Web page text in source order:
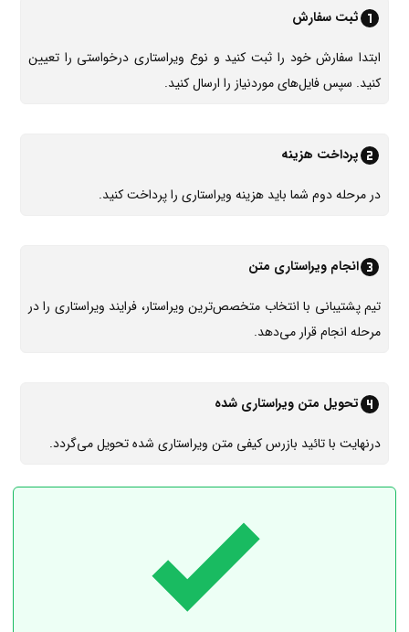
ثبت سفارش
ابتدا سفارش خود را ثبت کنید و نوع ویراستاری درخواستی را تعیین
کنید. سپس فایل‌های موردنیاز را ارسال کنید.
پرداخت هزینه
در مرحله دوم شما باید هزینه ویراستاری را پرداخت کنید.
انجام ویراستاری متن
تیم پشتیبانی با انتخاب متخصص‌ترین ویراستار، فرایند ویراستاری را در
مرحله انجام قرار می‌دهد.
تحویل متن ویراستاری شده
درنهایت با تائید بازرس کیفی متن ویراستاری‌ شده تحویل می‌گردد.